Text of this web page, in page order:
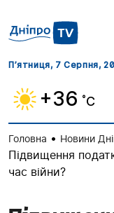
П’ятниця, 7 Серпня,
+36 ˚C
Головна • Новини
Підвищення
час війни?